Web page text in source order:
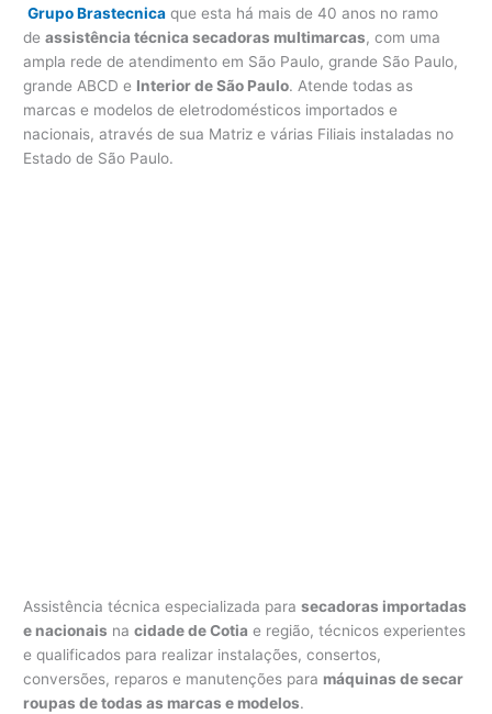
Grupo Brastecnica que esta há mais de 40 anos no ramo
deassistência técnica secadoras multimarcas, com uma
ampla rede de atendimento em São Paulo, grande São Paulo,
grande ABCD e Interior de São Paulo. Atende todas as
marcas e modelos de eletrodomésticos importados e
nacionais, através de sua Matriz e várias Filiais instaladas no
Estado de São Paulo.
Assistência técnica especializada parasecadoras importadas
e nacionais nacidade de Cotia e região, técnicos experientes
e qualificados para realizar instalações, consertos,
conversões, reparos e manutenções para máquinas de secar
roupas de todas as marcas e modelos.